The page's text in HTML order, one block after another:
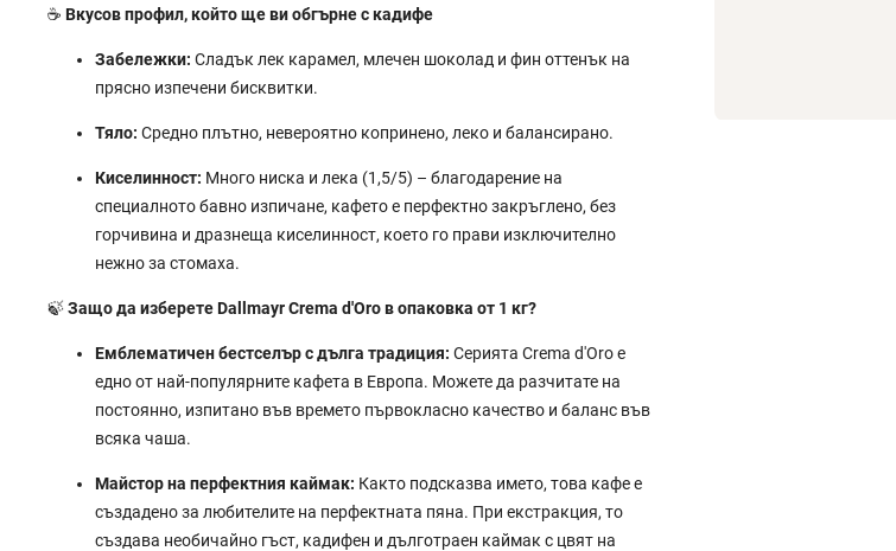
☕ Вкусов профил, който ще ви обгърне с кадифе
Забележки: Сладък лек карамел, млечен шоколад и фин оттенък на
прясно изпечени бисквитки.
Тяло: Средно плътно, невероятно копринено, леко и балансирано.
Киселинност: Много ниска и лека (1,5/5) – благодарение на
специалното бавно изпичане, кафето е перфектно закръглено, без
горчивина и дразнеща киселинност, което го прави изключително
нежно за стомаха.
🍃Защо да изберете Dallmayr Crema d'Oro в опаковка от 1 кг?
Емблематичен бестселър с дълга традиция: Серията Crema d'Oro е
едно от най-популярните кафета в Европа. Можете да разчитате на
постоянно, изпитано във времето първокласно качество и баланс във
всяка чаша.
Майстор на перфектния каймак: Както подсказва името, това кафе е
създадено за любителите на перфектната пяна. При екстракция, то
създава необичайно гъст, кадифен и дълготраен каймак с цвят на